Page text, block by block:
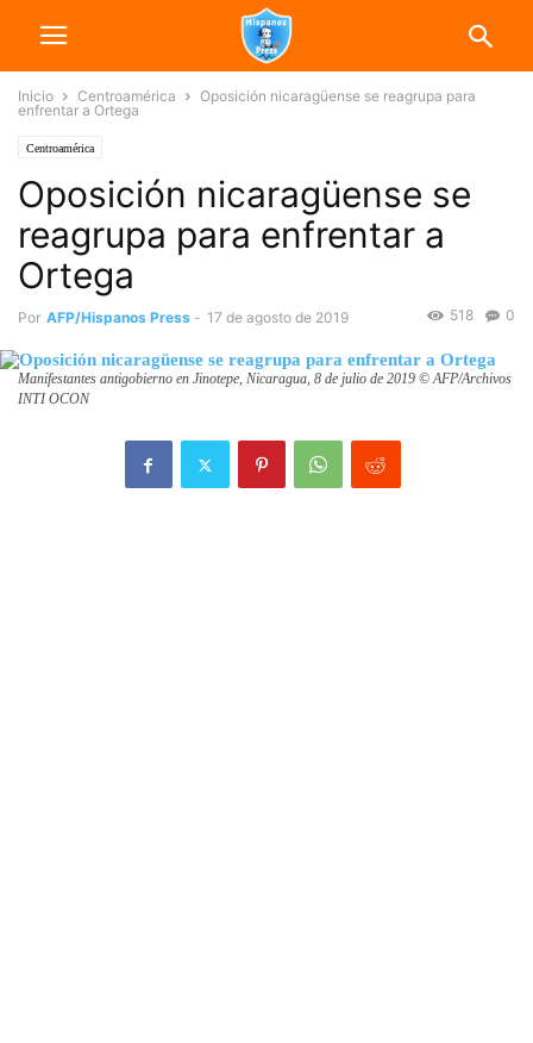
Inicio Centroamérica
Oposición nicaragüense se reagrupa para
enfrentar a Ortega
Centroamérica
Oposición nicaragüense se
reagrupa para enfrentar a
Ortega
Por AFP/Hispanos Press - 17 de agosto de 2019 0
518
Manifestantes antigobierno en Jinotepe, Nicaragua, 8 de julio de 2019 © AFP/Archivos
INTI OCON